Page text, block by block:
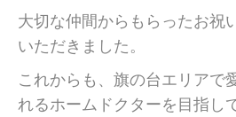
大切な仲間からもらったお祝
いただきました。
これからも、旗の台エリアで
れるホームドクターを目指し